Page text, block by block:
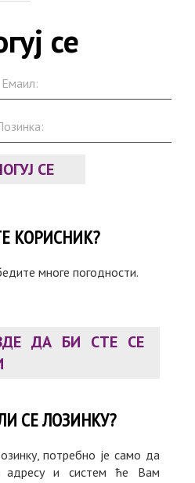
се
СЕ
КОРИСНИК?
многе погодности.
ДА БИ СТЕ СЕ
СЕ ЛОЗИНКУ?
потребно је само да
адресу и систем ће Вам